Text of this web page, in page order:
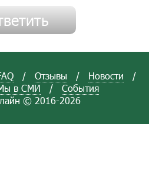
/ Отзывы / Новости
/
в СМИ /
События
© 2016-2026